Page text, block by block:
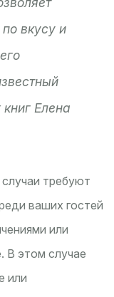
вкусу и
Елена
требуют
ваших гостей
или
В этом случае
или